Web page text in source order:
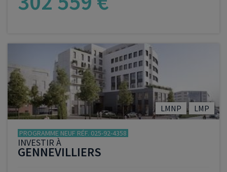
VOIR LE PROGRAMME
LMNP LMP
PROGRAMME NEUF RÉF. 025-92-4358
INVESTIR À
GENNEVILLIERS